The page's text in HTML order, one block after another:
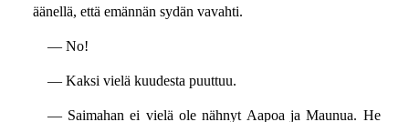
äänellä, että emännän sydän vavahti.
— No!
— Kaksi vielä kuudesta puuttuu.
— Saimahan ei vielä ole nähnyt Aapoa ja Maunua. He